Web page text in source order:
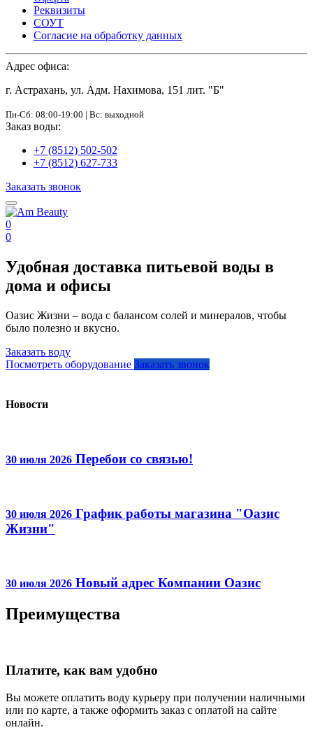
Реквизиты
СОУТ
Согласие на обработку данных
Адрес офиса:
г. Астрахань, ул. Адм. Нахимова, 151 лит. "Б"
Пн-Сб: 08:00-19:00 | Вс: выходной
Заказ воды:
+7 (8512) 502-502
+7 (8512) 627-733
Заказать звонок
0
0
Удобная доставка питьевой воды в
дома и офисы
Оазис Жизни – вода с балансом солей и минералов, чтобы
было полезно и вкусно.
Заказать воду
Посмотреть оборудование Заказать звонок
Новости
30 июля 2026 Перебои со связью!
30 июля 2026 График работы магазина "Оазис
Жизни"
30 июля 2026 Новый адрес Компании Оазис
Преимущества
Платите, как вам удобно
Вы можете оплатить воду курьеру при получении наличными
или по карте, а также оформить заказ с оплатой на сайте
онлайн.